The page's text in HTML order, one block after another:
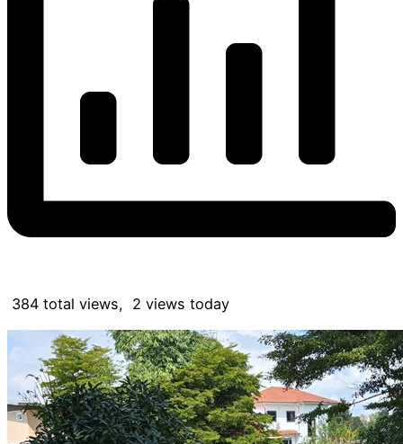
384 total views, 2 views today